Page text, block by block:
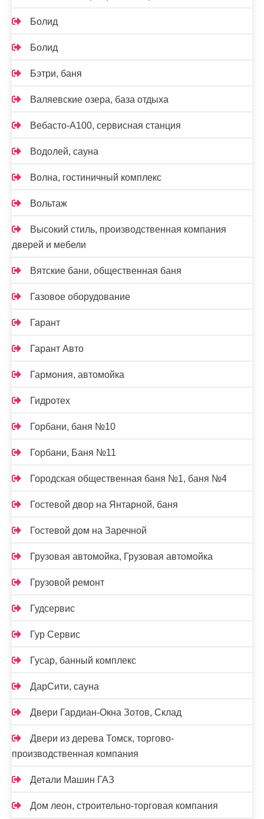
Болид
Болид
Бэтри, баня
Валяевские озера, база отдыха
Вебасто-А100, сервисная станция
Водолей, сауна
Волна, гостиничный комплекс
Вольтаж
Высокий стиль, производственная компания
дверей и мебели
Вятские бани, общественная баня
Газовое оборудование
Гарант
Гарант Авто
Гармония, автомойка
Гидротех
Горбани, баня №10
Горбани, Баня №11
Городская общественная баня №1, баня №4
Гостевой двор на Янтарной, баня
Гостевой дом на Заречной
Грузовая автомойка, Грузовая автомойка
Грузовой ремонт
Гудсервис
Гур Сервис
Гусар, банный комплекс
ДарСити, сауна
Двери Гардиан-Окна Зотов, Склад
Двери из дерева Томск, торгово-
производственная компания
Детали Машин ГАЗ
Дом леон, строительно-торговая компания